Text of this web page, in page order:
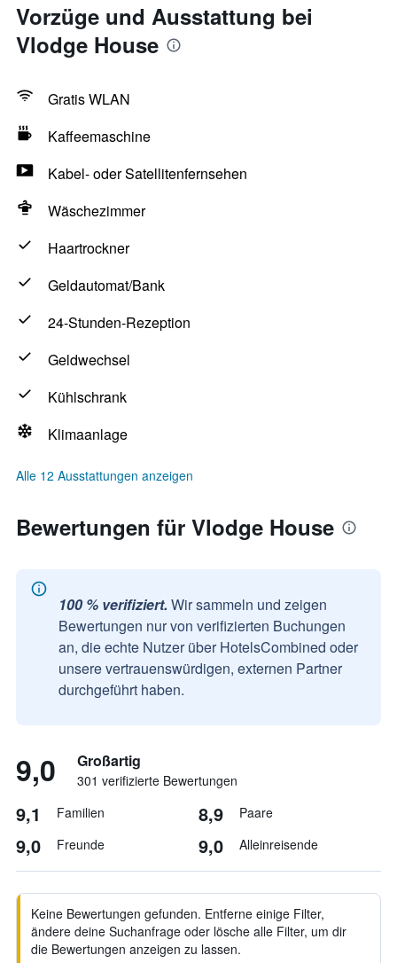
Vorzüge und Ausstattung bei
Vlodge House
Gratis WLAN
Kaffeemaschine
Kabel- oder Satellitenfernsehen
Wäschezimmer
Haartrockner
Geldautomat/Bank
24-Stunden-Rezeption
Geldwechsel
Kühlschrank
Klimaanlage
Alle 12 Ausstattungen anzeigen
Bewertungen für Vlodge House
100 % verifiziert. Wir sammeln und zeigen
Bewertungen nur von verifizierten Buchungen
an, die echte Nutzer über HotelsCombined oder
unsere vertrauenswürdigen, externen Partner
durchgeführt haben.
9,0 Großartig
301 verifizierte Bewertungen
9,1 Familien 8,9 Paare
9,0 Freunde 9,0 Alleinreisende
Keine Bewertungen gefunden. Entferne einige Filter,
ändere deine Suchanfrage oder lösche alle Filter, um dir
die Bewertungen anzeigen zu lassen.